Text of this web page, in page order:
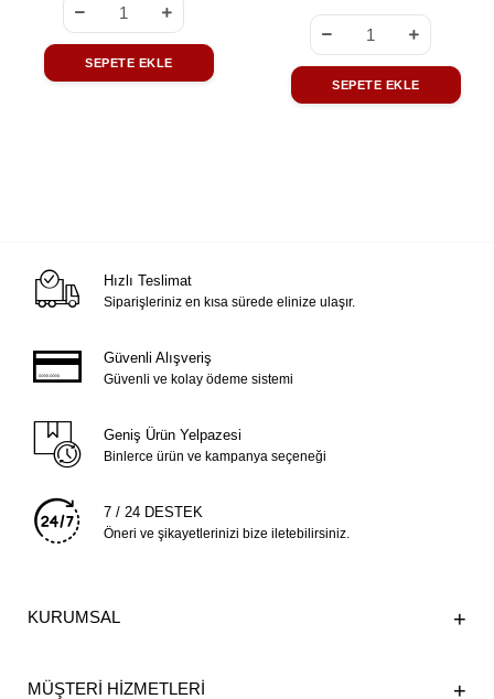
SEPETE EKLE
SEPETE EKLE
Hızlı Teslimat
Siparişleriniz en kısa sürede elinize ulaşır.
Güvenli Alışveriş
Güvenli ve kolay ödeme sistemi
Geniş Ürün Yelpazesi
Binlerce ürün ve kampanya seçeneği
7 / 24 DESTEK
Öneri ve şikayetlerinizi bize iletebilirsiniz.
KURUMSAL
MÜŞTERİ HİZMETLERİ